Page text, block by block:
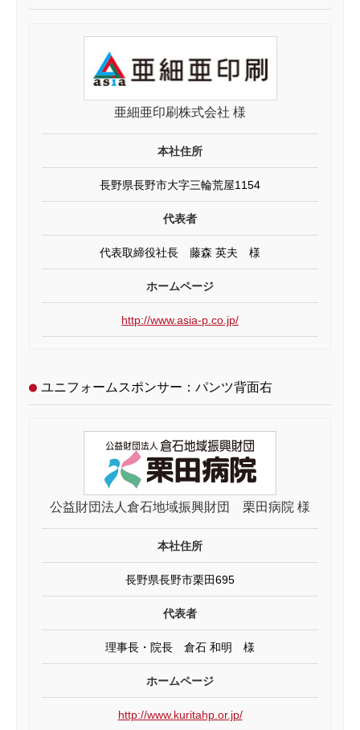
亜細亜印刷株式会社 様
本社住所
長野県長野市大字三輪荒屋1154
代表者
代表取締役社長 藤森 英夫 様
ホームページ
http://www.asia-p.co.jp/
ユニフォームスポンサー：パンツ背面右
公益財団法人倉石地域振興財団 栗田病院 様
本社住所
長野県長野市栗田695
代表者
理事長・院長 倉石 和明 様
ホームページ
http://www.kuritahp.or.jp/